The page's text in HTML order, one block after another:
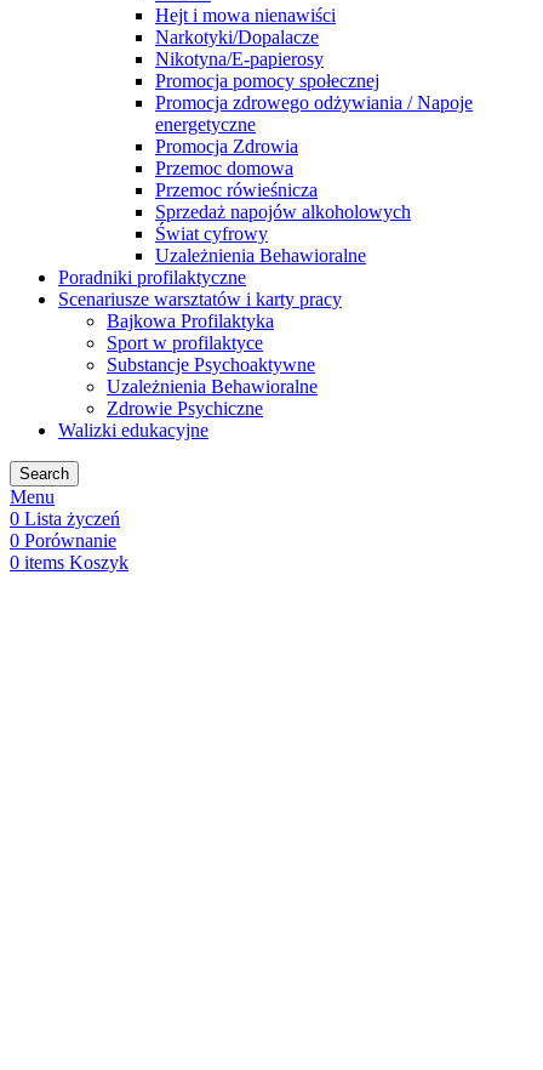
Hejt i mowa nienawiści
Narkotyki/Dopalacze
Nikotyna/E-papierosy
Promocja pomocy społecznej
Promocja zdrowego odżywiania / Napoje
energetyczne
Promocja Zdrowia
Przemoc domowa
Przemoc rówieśnicza
Sprzedaż napojów alkoholowych
Świat cyfrowy
Uzależnienia Behawioralne
Poradniki profilaktyczne
Scenariusze warsztatów i karty pracy
Bajkowa Profilaktyka
Sport w profilaktyce
Substancje Psychoaktywne
Uzależnienia Behawioralne
Zdrowie Psychiczne
Walizki edukacyjne
Search
Menu
0 Lista życzeń
0 Porównanie
0 items Koszyk